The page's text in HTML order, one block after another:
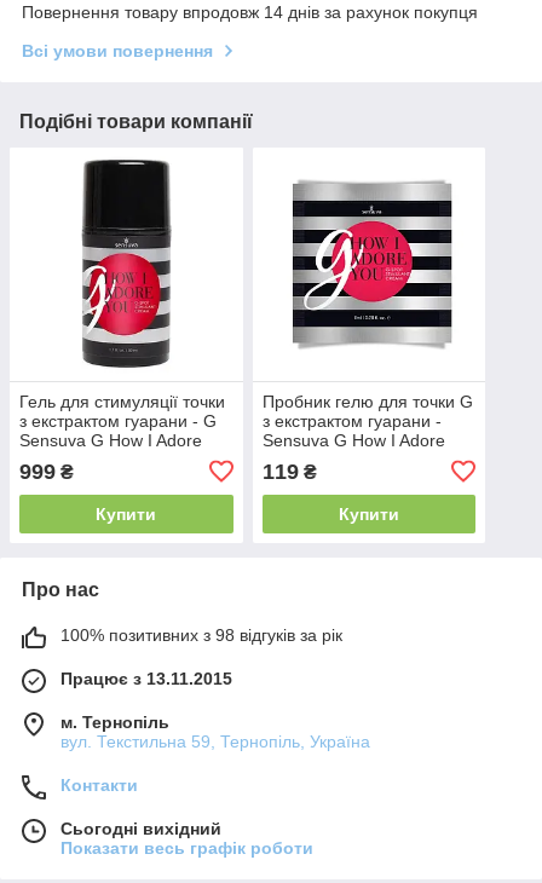
Повернення товару впродовж 14 днів за рахунок покупця
Всі умови повернення
Подібні товари компанії
Гель для стимуляції точки
з екстрактом гуарани - G
Sensuva G How I Adore
999 ₴
Купити
Пробник гелю для точки G
з екстрактом гуарани -
Sensuva G How I Adore
119₴
Купити
Про нас
100% позитивних з 98 відгуків за рік
Працює з 13.11.2015
м. Тернопіль
вул. Текстильна 59, Тернопіль, Україна
Контакти
Сьогодні вихідний
Показати весь графік роботи